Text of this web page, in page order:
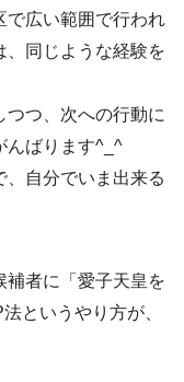
で広い範囲で行われ
、同じような経験を
つつ、次への行動に
んばります^_^
、自分でいま出来る
補者に「愛子天皇を
というやり方が、